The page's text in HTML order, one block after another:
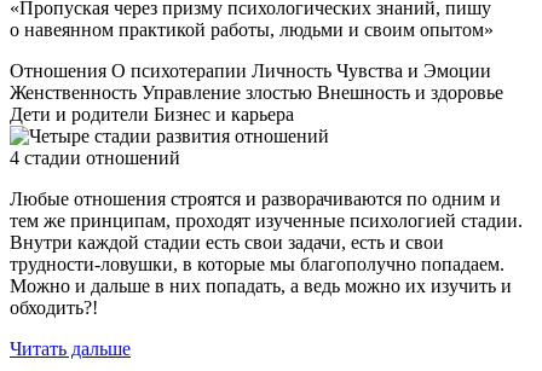
«Пропуская через призму психологических знаний, пишу
о навеянном практикой работы, людьми и своим опытом»
Отношения О психотерапии Личность Чувства и Эмоции
Женственность Управление злостью Внешность и здоровье
Дети и родители Бизнес и карьера
4 стадии отношений
Любые отношения строятся и разворачиваются по одним и
тем же принципам, проходят изученные психологией стадии.
Внутри каждой стадии есть свои задачи, есть и свои
трудности-ловушки, в которые мы благополучно попадаем.
Можно и дальше в них попадать, а ведь можно их изучить и
обходить?!
Читать дальше